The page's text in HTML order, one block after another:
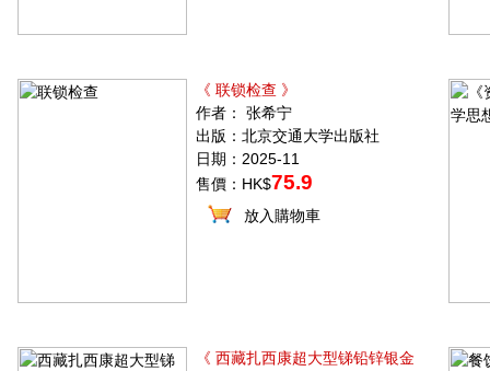
《 联锁检查 》
作者： 张希宁
出版：北京交通大学出版社
日期：2025-11
售價：HK$75.9
放入購物車
《 西藏扎西康超大型锑铅锌银金